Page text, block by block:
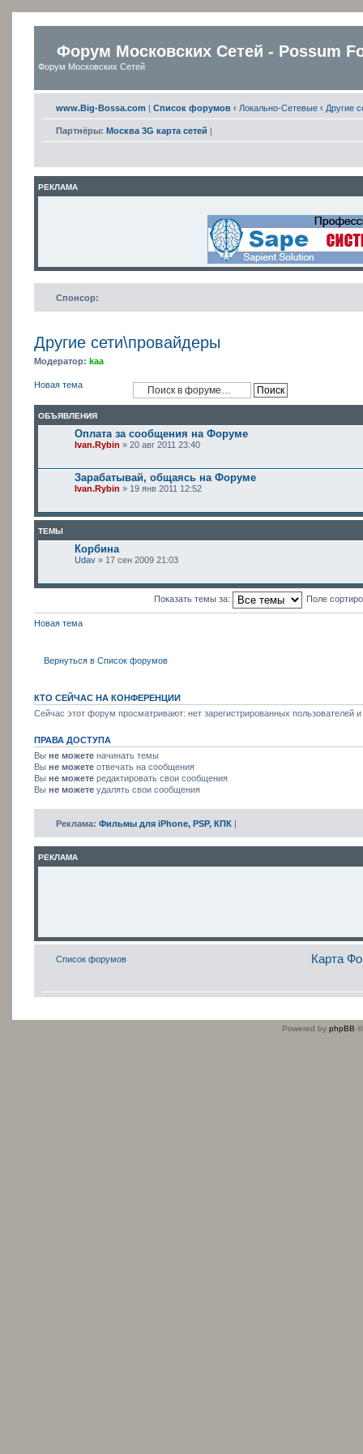
Форум Московских Сетей - Possum
Форум Московских Сетей
www.Big-Bossa.com | Список форумов ‹ Локально-Сетевые ‹ Другие
Партнёры: Москва 3G карта сетей |
РЕКЛАМА
Спонсор:
Другие сети\провайдеры
Модератор: kaa
Новая тема
ОБЪЯВЛЕНИЯ
Оплата за сообщения на Форуме
Ivan.Rybin » 20 авг 2011 23:40
Зарабатывай, общаясь на Форуме
Ivan.Rybin » 19 янв 2011 12:52
ТЕМЫ
Корбина
Udav » 17 сен 2009 21:03
Показать темы за: Поле
Новая тема
Вернуться в Список форумов
КТО СЕЙЧАС НА КОНФЕРЕНЦИИ
Сейчас этот форум просматривают: нет зарегистрированных пользователей и
ПРАВА ДОСТУПА
Вы не можете начинать темы
Вы не можете отвечать на сообщения
Вы не можете редактировать свои сообщения
Вы не можете удалять свои сообщения
Реклама: Фильмы для iPhone, PSP, КПК |
РЕКЛАМА
Список форумов Карта
Powered by phpBB